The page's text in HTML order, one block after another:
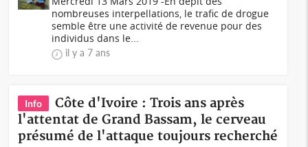
nombreuses interpellations, le trafic de drogue
semble être une activité de revenue pour des
individus dans le...
il y a 7 ans
Info
Côte d'Ivoire : Trois ans après
l'attentat de Grand Bassam, le cerveau
présumé de l'attaque toujours recherché